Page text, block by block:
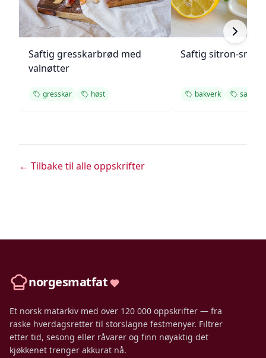
Saftig gresskarbrød med
valnøtter
gresskar høst
Saftig sitron-
bakverk saftig
← Tilbake til alle oppskrifter
norgesmatfat
Et norsk matarkiv med over 120 000 oppskrifter — fra
raske hverdagsretter til storslagne festmenyer. Filtrer
etter tid, sesong eller råvarer og finn nøyaktig det
kjøkkenet trenger akkurat nå.